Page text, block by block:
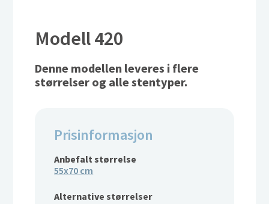
Modell 420
Denne modellen leveres i flere
størrelser og alle stentyper.
Prisinformasjon
Anbefalt størrelse
55x70 cm
Alternative størrelser